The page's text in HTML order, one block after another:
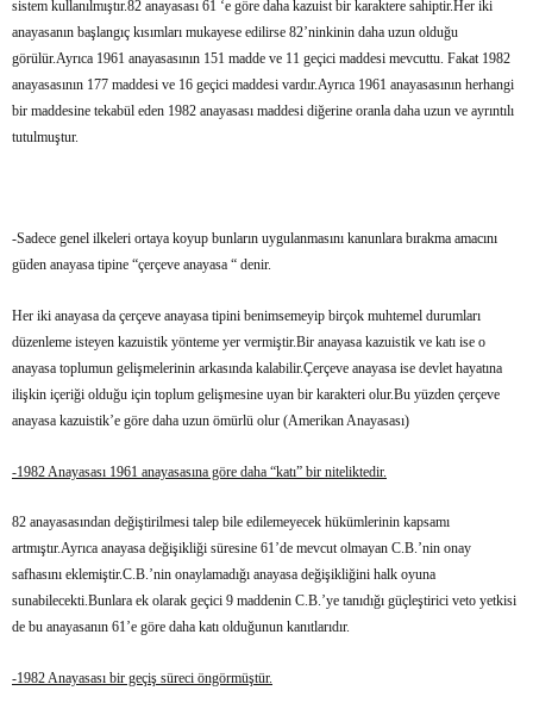
sistem kullanılmıştır.82 anayasası 61 ‘e göre daha kazuist bir karaktere sahiptir.Her iki
anayasanın başlangıç kısımları mukayese edilirse 82’ninkinin daha uzun olduğu
görülür.Ayrıca 1961 anayasasının 151 madde ve 11 geçici maddesi mevcuttu. Fakat 1982
anayasasının 177 maddesi ve 16 geçici maddesi vardır.Ayrıca 1961 anayasasının herhangi
bir maddesine tekabül eden 1982 anayasası maddesi diğerine oranla daha uzun ve ayrıntılı
tutulmuştur.
-Sadece genel ilkeleri ortaya koyup bunların uygulanmasını kanunlara bırakma amacını
güden anayasa tipine “çerçeve anayasa “ denir.
Her iki anayasa da çerçeve anayasa tipini benimsemeyip birçok muhtemel durumları
düzenleme isteyen kazuistik yönteme yer vermiştir.Bir anayasa kazuistik ve katı ise o
anayasa toplumun gelişmelerinin arkasında kalabilir.Çerçeve anayasa ise devlet hayatına
ilişkin içeriği olduğu için toplum gelişmesine uyan bir karakteri olur.Bu yüzden çerçeve
anayasa kazuistik’e göre daha uzun ömürlü olur (Amerikan Anayasası)
-1982 Anayasası 1961 anayasasına göre daha “katı” bir niteliktedir.
82 anayasasından değiştirilmesi talep bile edilemeyecek hükümlerinin kapsamı
artmıştır.Ayrıca anayasa değişikliği süresine 61’de mevcut olmayan C.B.’nin onay
safhasını eklemiştir.C.B.’nin onaylamadığı anayasa değişikliğini halk oyuna
sunabilecekti.Bunlara ek olarak geçici 9 maddenin C.B.’ye tanıdığı güçleştirici veto yetkisi
de bu anayasanın 61’e göre daha katı olduğunun kanıtlarıdır.
-1982 Anayasası bir geçiş süreci öngörmüştür.